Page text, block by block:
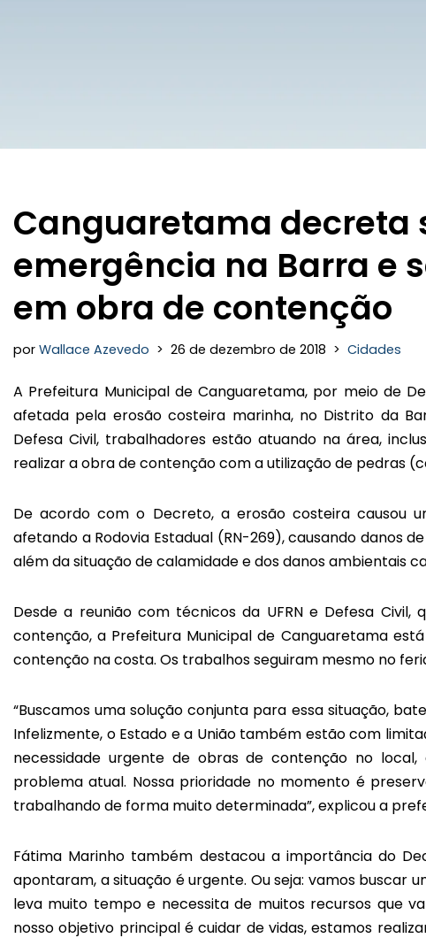
Canguaretama decreta
emergência na Barra e
em obra de contenção
por Wallace Azevedo 26 de dezembro de 2018 Cidades
A Prefeitura Municipal de Canguaretama, por meio de
afetada pela erosão costeira marinha, no Distrito da
Defesa Civil, trabalhadores estão atuando na área,
realizar a obra de contenção com a utilização de pedras
De acordo com o Decreto, a erosão costeira causou
afetando a Rodovia Estadual (RN-269), causando danos
além da situação de calamidade e dos danos ambientais
Desde a reunião com técnicos da UFRN e Defesa
contenção, a Prefeitura Municipal de Canguaretama
contenção na costa. Os trabalhos seguiram mesmo no
“Buscamos uma solução conjunta para essa situação,
Infelizmente, o Estado e a União também estão com
necessidade urgente de obras de contenção no
problema atual. Nossa prioridade no momento é
trabalhando de forma muito determinada”, explicou a
Fátima Marinho também destacou a importância do
apontaram, a situação é urgente. Ou seja: vamos buscar
leva muito tempo e necessita de muitos recursos que
nosso objetivo principal é cuidar de vidas, estamos